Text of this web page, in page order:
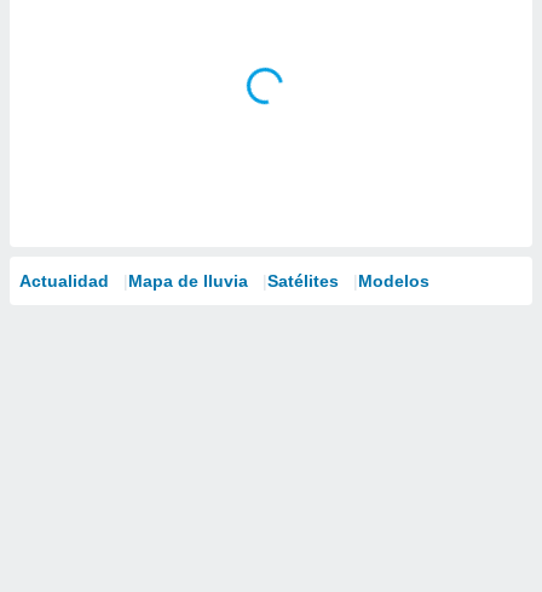
Actualidad Mapa de lluvia Satélites Modelos